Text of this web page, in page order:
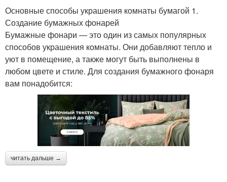
Основные способы украшения комнаты бумагой 1.
Создание бумажных фонарей
Бумажные фонари — это один из самых популярных
способов украшения комнаты. Они добавляют тепло и
уют в помещение, а также могут быть выполнены в
любом цвете и стиле. Для создания бумажного фонаря
вам понадобится:
читать дальше →